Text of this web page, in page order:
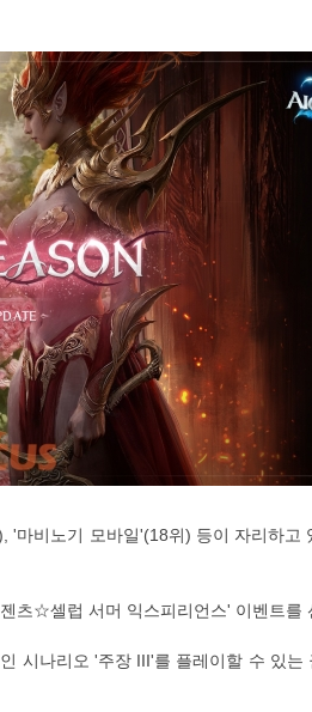
비노기 모바일'(18위) 등이 자리하
츠☆셀럽 서머 익스피리언스' 이벤트를
시나리오 '주장 III'를 플레이할 수 있